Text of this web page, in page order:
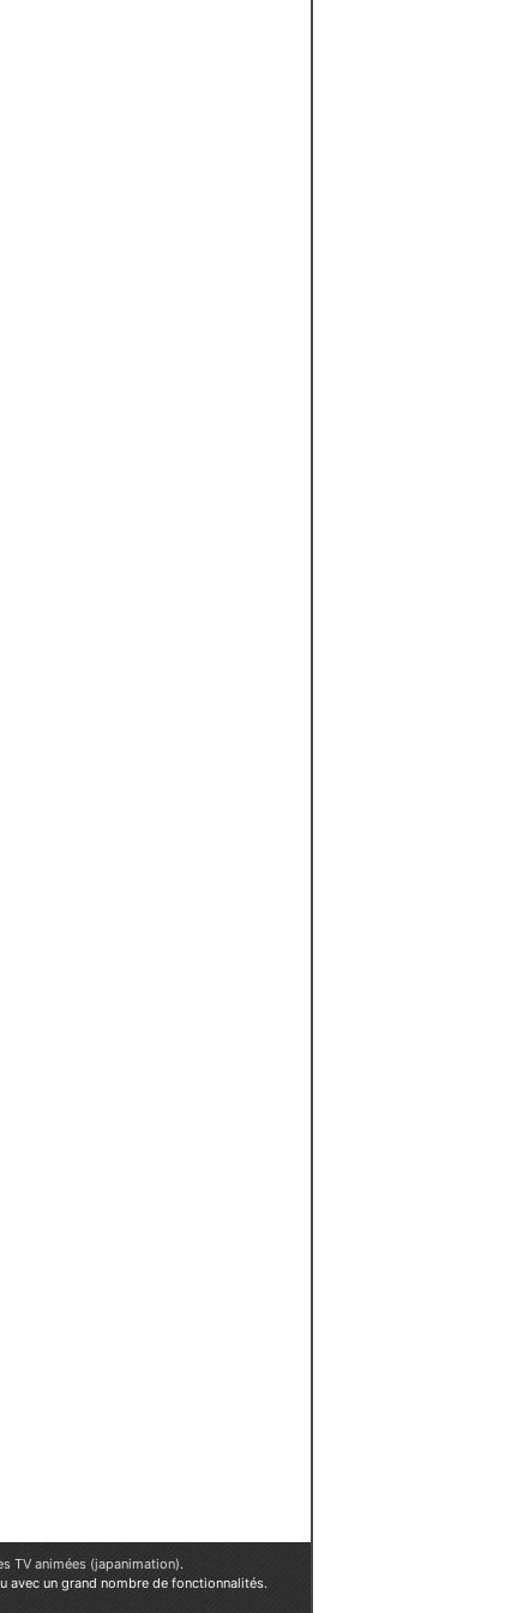
TV animées (japanimation).
avec un grand nombre de fonctionnalités.